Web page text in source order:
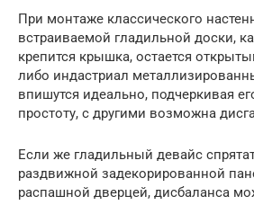
При монтаже классического
встраиваемой гладильной доски,
крепится крышка, остается
либо индастриал
впишутся идеально, подчеркивая
простоту, с другими возможна
Если же гладильный девайс
раздвижной задекорированной
распашной дверцей, дисбаланса